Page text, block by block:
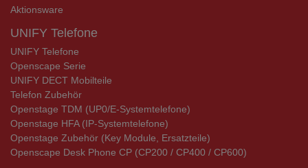
Aktionsware
UNIFY Telefone
UNIFY Telefone
Openscape Serie
UNIFY DECT Mobilteile
Telefon Zubehör
Openstage TDM (UP0/E-Systemtelefone)
Openstage HFA (IP-Systemtelefone)
Openstage Zubehör (Key Module, Ersatzteile)
Openscape Desk Phone CP (CP200 / CP400 / CP600)